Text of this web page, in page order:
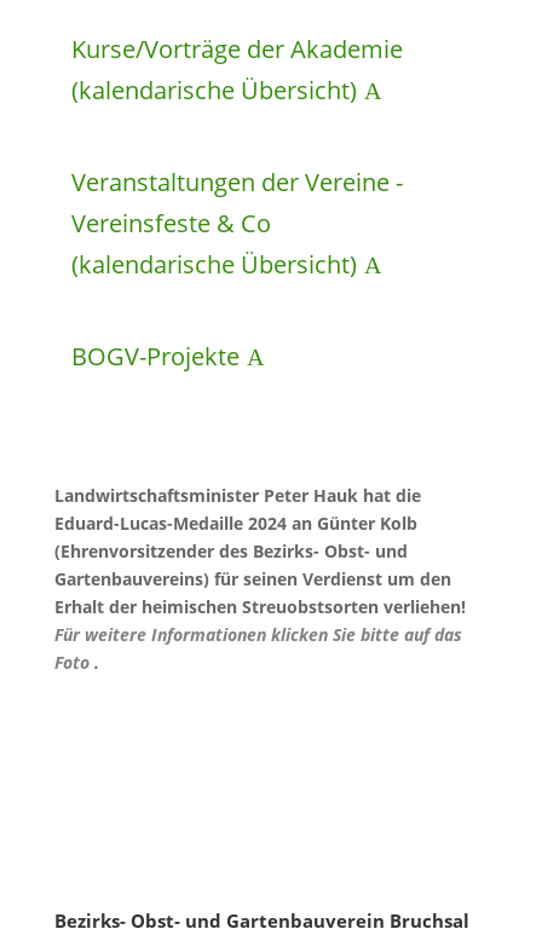
Kurse/Vorträge der Akademie
(kalendarische Übersicht)
Veranstaltungen der Vereine -
Vereinsfeste & Co
(kalendarische Übersicht)
BOGV-Projekte
Landwirtschaftsminister Peter Hauk hat die
Eduard-Lucas-Medaille 2024 an Günter Kolb
(Ehrenvorsitzender des Bezirks- Obst- und
Gartenbauvereins) für seinen Verdienst um den
Erhalt der heimischen Streuobstsorten verliehen!
Für weitere Informationen klicken Sie bitte auf das
Foto.
Bezirks- Obst- und Gartenbauverein Bruchsal